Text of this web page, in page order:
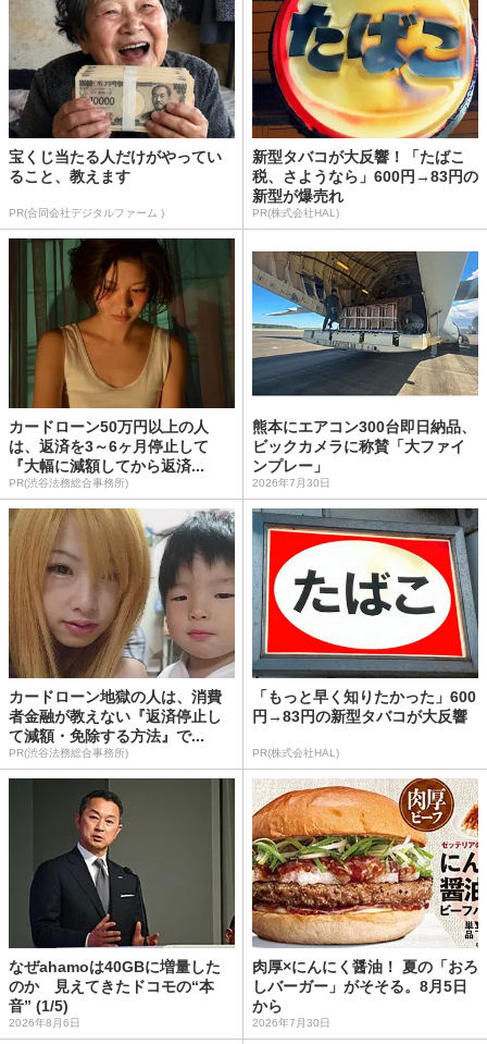
宝くじ当たる人だけがやってい
ること、教えます
PR(合同会社デジタルファーム )
新型タバコが大反響！「たばこ
税、さようなら」600円→83円の
新型が爆売れ
PR(株式会社HAL)
カードローン50万円以上の人
は、返済を3～6ヶ月停止して
『大幅に減額してから返済...
PR(渋谷法務総合事務所)
熊本にエアコン300台即日納品、
ビックカメラに称賛「大ファイ
ンプレー」
2026年7月30日
カードローン地獄の人は、消費
者金融が教えない『返済停止し
て減額・免除する方法』で...
PR(渋谷法務総合事務所)
「もっと早く知りたかった」600
円→83円の新型タバコが大反響
PR(株式会社HAL)
なぜahamoは40GBに増量した
のか 見えてきたドコモの“本
音” (1/5)
2026年8月6日
肉厚×にんにく醤油！ 夏の「おろ
しバーガー」がそそる。8月5日
から
2026年7月30日